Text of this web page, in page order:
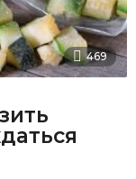
469